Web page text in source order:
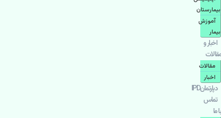
بيمارستان
آموزش
بیمار
اخبار و
مقالات
مقالات
اخبار
دپارتمانIPD
تماس
با ما